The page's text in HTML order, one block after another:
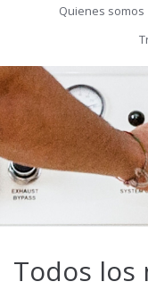
Quienes somos
Todos los